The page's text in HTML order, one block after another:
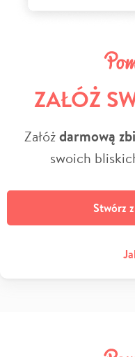
ZAŁÓŻ
Załóżdarmową
swoich
Stwórz